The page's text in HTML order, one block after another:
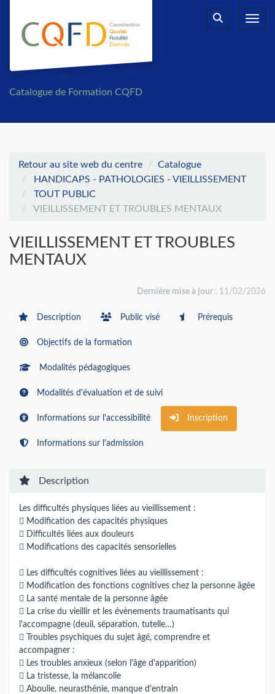
Rechercher
Catalogue de Formation CQFD
Retour au site web du centre
Catalogue
HANDICAPS - PATHOLOGIES - VIEILLISSEMENT
TOUT PUBLIC
VIEILLISSEMENT ET TROUBLES MENTAUX
VIEILLISSEMENT ET TROUBLES
MENTAUX
Dernière mise à jour : 11/02/2026
Description Public visé Prérequis
Objectifs de la formation
Modalités pédagogiques
Modalités d'évaluation et de suivi
Informations sur l'accessibilité Inscription
Informations sur l'admission
Description
Les difficultés physiques liées au vieillissement :
 Modification des capacités physiques
 Difficultés liées aux douleurs
 Modifications des capacités sensorielles
 Les difficultés cognitives liées au vieillissement :
 Modification des fonctions cognitives chez la personne âgée
 La santé mentale de la personne âgée
 La crise du vieillir et les évènements traumatisants qui
l'accompagne (deuil, séparation, tutelle…)
 Troubles psychiques du sujet âgé, comprendre et
accompagner :
 Les troubles anxieux (selon l'âge d'apparition)
 La tristesse, la mélancolie
 Aboulie, neurasthénie, manque d'entrain